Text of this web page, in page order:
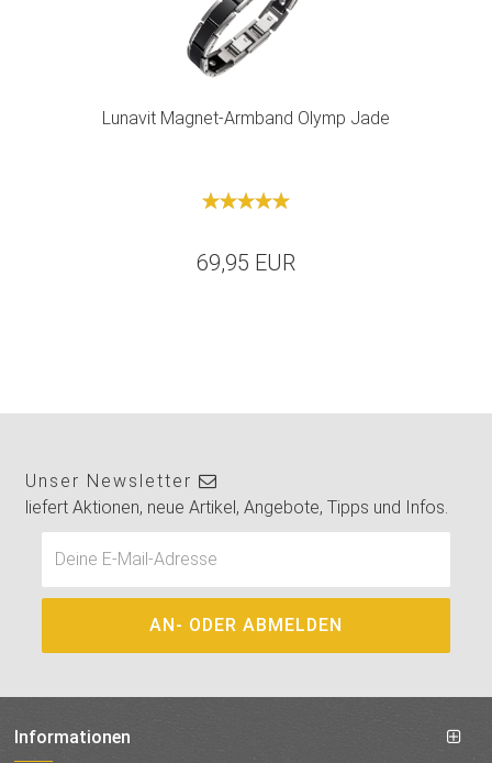
Lunavit Magnet-Armband Olymp Jade
69,95 EUR
Unser Newsletter
liefert Aktionen, neue Artikel, Angebote, Tipps und Infos.
Informationen